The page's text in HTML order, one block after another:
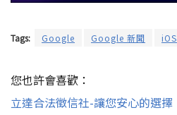
Tags: Google Google 新聞 iOS
您也許會喜歡：
立達合法徵信社-讓您安心的選擇